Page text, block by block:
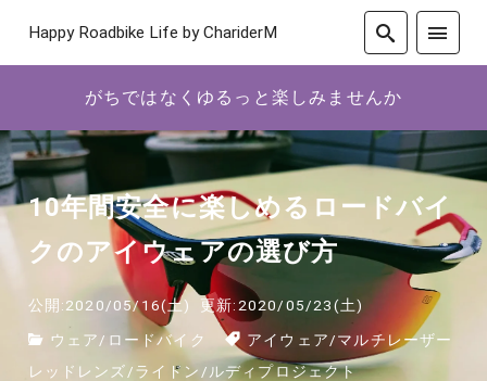
Happy Roadbike Life by ChariderM
がちではなくゆるっと楽しみませんか
10年間安全に楽しめるロードバイ
クのアイウェアの選び方
公開:2020/05/16(土) 更新:2020/05/23(土)
ウェア/ ロードバイク アイウェア/マルチレーザー
レッドレンズ/ ライドン / ルディプロジェクト